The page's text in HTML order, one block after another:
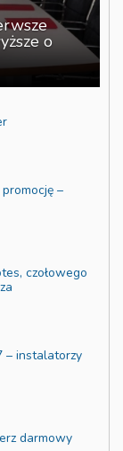
o
–
czołowego
– instalatorzy
darmowy